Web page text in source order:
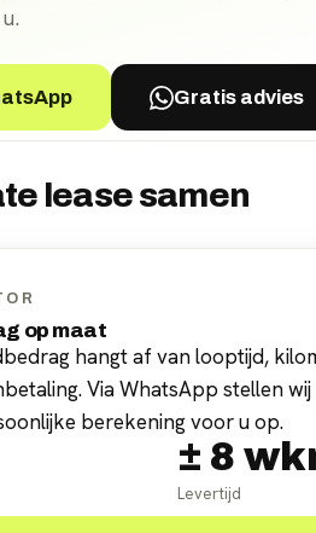
Gratis advies
leasesamen
op maat
hangt af van looptijd,
Via WhatsApp stellen
berekening voor u op.
± 8
Levertijd